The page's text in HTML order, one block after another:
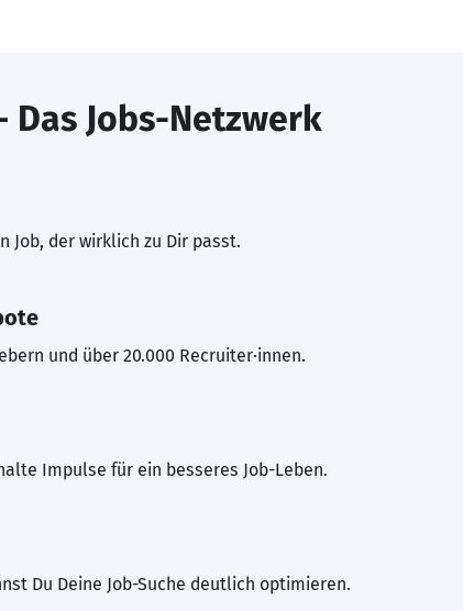
Das Jobs-Netzwerk
Job, der wirklich zu Dir passt.
und über 20.000 Recruiter·innen.
Impulse für ein besseres Job-Leben.
Du Deine Job-Suche deutlich optimieren.